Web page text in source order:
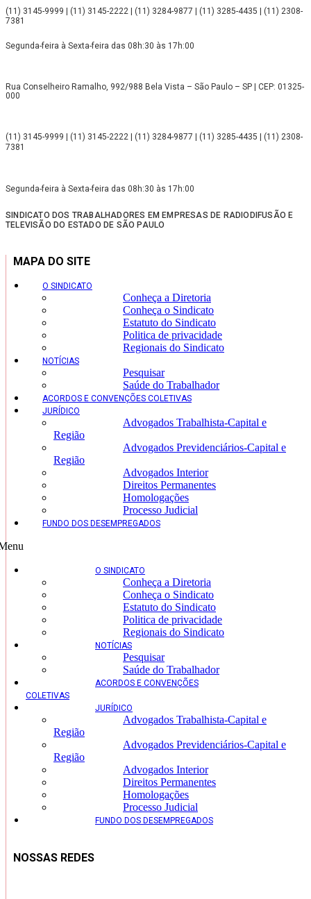
(11) 3145-9999 | (11) 3145-2222 | (11) 3284-9877 | (11) 3285-4435 | (11) 2308-
7381
Segunda-feira à Sexta-feira das 08h:30 às 17h:00
Rua Conselheiro Ramalho, 992/988 Bela Vista – São Paulo – SP | CEP: 01325-
000
(11) 3145-9999 | (11) 3145-2222 | (11) 3284-9877 | (11) 3285-4435 | (11) 2308-
7381
Segunda-feira à Sexta-feira das 08h:30 às 17h:00
SINDICATO DOS TRABALHADORES EM EMPRESAS DE RADIODIFUSÃO E
TELEVISÃO DO ESTADO DE SÃO PAULO
MAPA DO SITE
O SINDICATO
Conheça a Diretoria
Conheça o Sindicato
Estatuto do Sindicato
Politica de privacidade
Regionais do Sindicato
NOTÍCIAS
Pesquisar
Saúde do Trabalhador
ACORDOS E CONVENÇÕES COLETIVAS
JURÍDICO
Advogados Trabalhista-Capital e
Região
Advogados Previdenciários-Capital e
Região
Advogados Interior
Direitos Permanentes
Homologações
Processo Judicial
FUNDO DOS DESEMPREGADOS
O SINDICATO
Conheça a Diretoria
Conheça o Sindicato
Estatuto do Sindicato
Politica de privacidade
Regionais do Sindicato
NOTÍCIAS
Pesquisar
Saúde do Trabalhador
ACORDOS E CONVENÇÕES
COLETIVAS
JURÍDICO
Advogados Trabalhista-Capital e
Região
Advogados Previdenciários-Capital e
Região
Advogados Interior
Direitos Permanentes
Homologações
Processo Judicial
FUNDO DOS DESEMPREGADOS
NOSSAS REDES